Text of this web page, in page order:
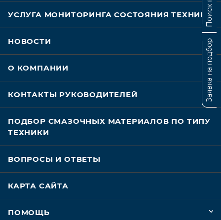
УСЛУГА МОНИТОРИНГА СОСТОЯНИЯ ТЕХНИКИ
НОВОСТИ
О КОМПАНИИ
КОНТАКТЫ РУКОВОДИТЕЛЕЙ
ПОДБОР СМАЗОЧНЫХ МАТЕРИАЛОВ ПО ТИПУ
ТЕХНИКИ
ВОПРОСЫ И ОТВЕТЫ
КАРТА САЙТА
ПОМОЩЬ
Заявка на подбор